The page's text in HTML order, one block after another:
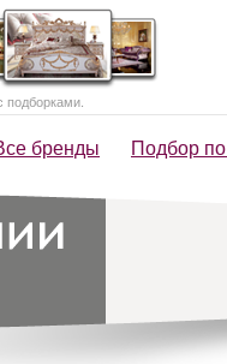
бренды Подбор
подборками.